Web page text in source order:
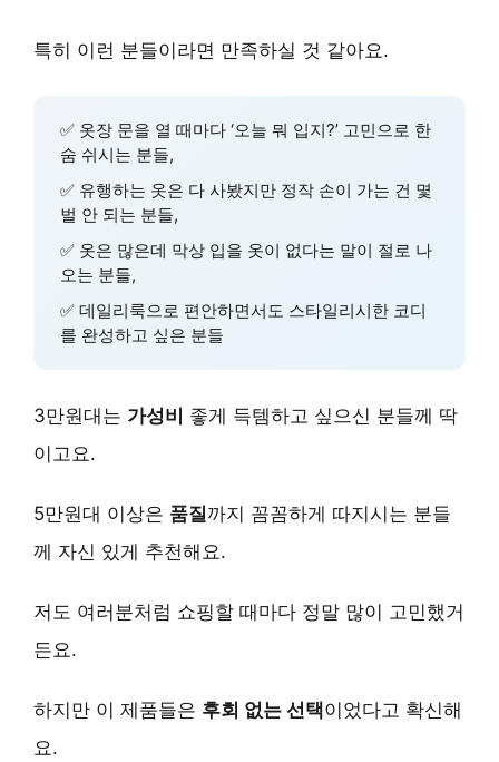
특히 이런 분들이라면 만족하실 것 같아요.
✅ 옷장 문을 열 때마다 ‘오늘 뭐 입지?’ 고민으로 한
숨 쉬시는 분들,
✅ 유행하는 옷은 다 사봤지만 정작 손이 가는 건 몇
벌 안 되는 분들,
✅ 옷은 많은데 막상 입을 옷이 없다는 말이 절로 나
오는 분들,
✅ 데일리룩으로 편안하면서도 스타일리시한 코디
를 완성하고 싶은 분들
3만원대는 가성비 좋게 득템하고 싶으신 분들께 딱
이고요.
5만원대 이상은 품질까지 꼼꼼하게 따지시는 분들
께 자신 있게 추천해요.
저도 여러분처럼 쇼핑할 때마다 정말 많이 고민했거
든요.
하지만 이 제품들은 후회 없는 선택이었다고 확신해
요.